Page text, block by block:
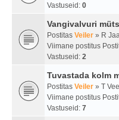
Vastuseid: 0
Vangivalvuri
Postitas Veiler » R
Viimane postitus
Vastuseid: 2
Tuvastada kolm
Postitas Veiler » T
Viimane postitus
Vastuseid: 7